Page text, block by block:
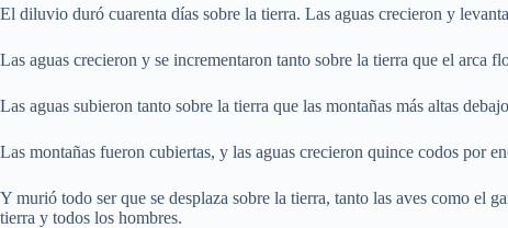
El diluvio duró cuarenta días sobre la tierra. Las aguas crecieron y
Las aguas crecieron y se incrementaron tanto sobre la tierra que el arca
Las aguas subieron tanto sobre la tierra que las montañas más altas
Las montañas fueron cubiertas, y las aguas crecieron quince codos por
Y murió todo ser que se desplaza sobre la tierra, tanto las aves como el
tierra y todos los hombres.